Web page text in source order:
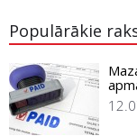
Populārākie